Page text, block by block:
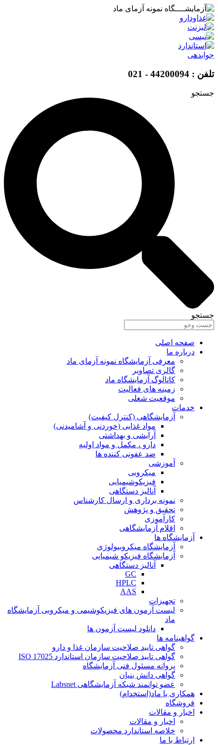
پرش
به
محتوا
جوابدهی
تلفن : 44200094 - 021
جستجو
جستجو
صفحه اصلی
درباره ما
معرفی آزمایشگاه نمونه آزمای ماد
گالری تصاویر
کاتالوگ آزمایشگاه ماد
زمینه های فعالیت
موقعیت شغلی
خدمات
آزمایشگاهی (کنترل کیفیت)
مواد غذایی (خوردنی و آشامیدنی)
آرایشی و بهداشتی
دارو ، مکمل و مواد اولیه
ضد عفونی کننده ها
آموزشی
میکروبی
فیزیکوشیمیایی
آنالیز دستگاهی
نمونه برداری و ارسال کارشناس
تحقیق و پژوهش
کارآموزی
اقلام آزمایشگاهی
آزمایشگاه ها
آزمایشگاه میکروبیولوژی
آزمایشگاه فیزیکو شیمیایی
آنالیز دستگاهی
GC
HPLC
AAS
تجهیزات
لیست آزمون های فیزیکوشیمی و میکروبی آزمایشگاه
ماد
دانلود لیست آزمون ها
گواهینامه ها
گواهی تایید صلاحیت سازمان غذا و دارو
گواهی تایید صلاحیت سازمان استاندارد ISO 17025
پروانه مسئول فنی آزمایشگاه
گواهی دانش بنیان
عضو توانمند شبکه آزمایشگاهی Labsnet
همکاری با ماد(استخدام)
فروشگاه
اخبار و مقالات
اخبار و مقالات
خلاصه استاندارد محصولات
ارتباط با ما